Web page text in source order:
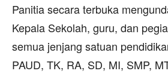
Panitia secara terbuka
Kepala Sekolah, guru, dan
semua jenjang satuan
PAUD, TK, RA, SD, MI, SMP,